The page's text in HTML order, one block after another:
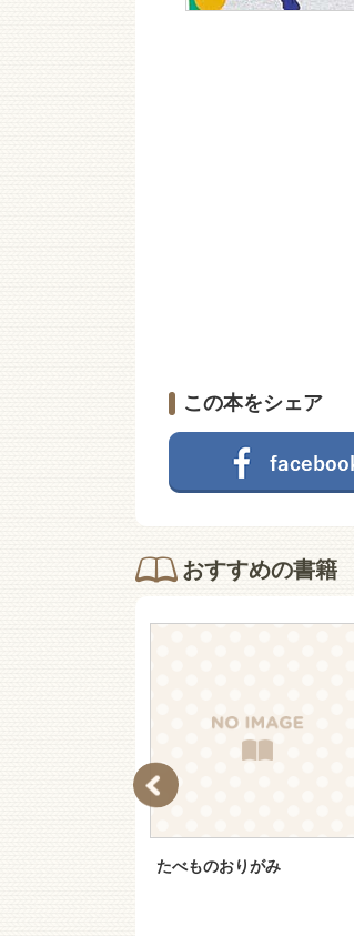
この本をシェア
おすすめの書籍
たべものおりがみ